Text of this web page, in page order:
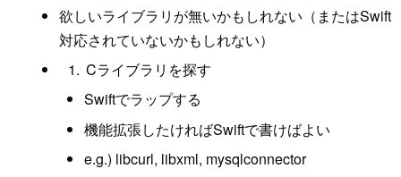
欲しいライブラリが無いかもしれない（またはSwift
対応されていないかもしれない）
Cライブラリを探す
Swiftでラップする
機能拡張したければSwiftで書けばよい
e.g.) libcurl, libxml, mysqlconnector